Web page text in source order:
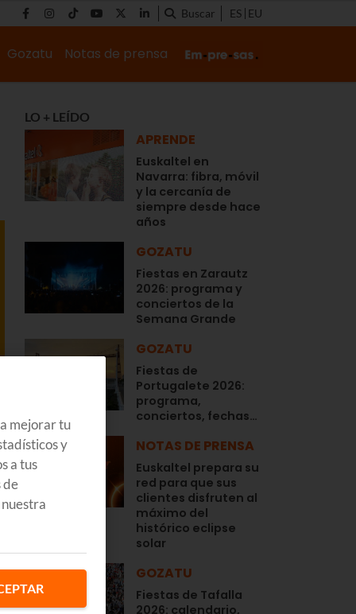
Buscar ES EU
Gozatu Notas de prensa
LO + LEÍDO
APRENDE
Euskaltel en
Navarra: fibra, móvil
y la cercanía de
siempre desde hace
años
GOZATU
Fiestas en Zarautz
2026: programa y
conciertos de la
Semana Grande
GOZATU
Fiestas de
Portugalete 2026:
programa,
conciertos, fechas…
NOTAS DE PRENSA
Euskaltel prepara su
red para que sus
clientes disfruten al
máximo del
histórico eclipse
solar
GOZATU
Fiestas de Tafalla
2026: calendario,
mejorar tu
y
a tus
de